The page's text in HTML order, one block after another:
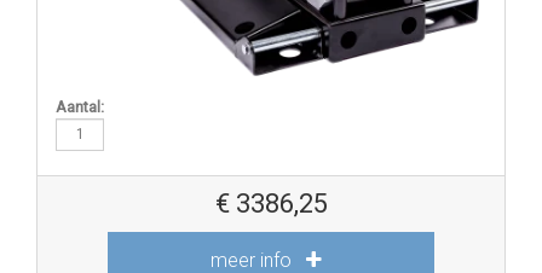
Aantal:
€ 3386,25
meer info